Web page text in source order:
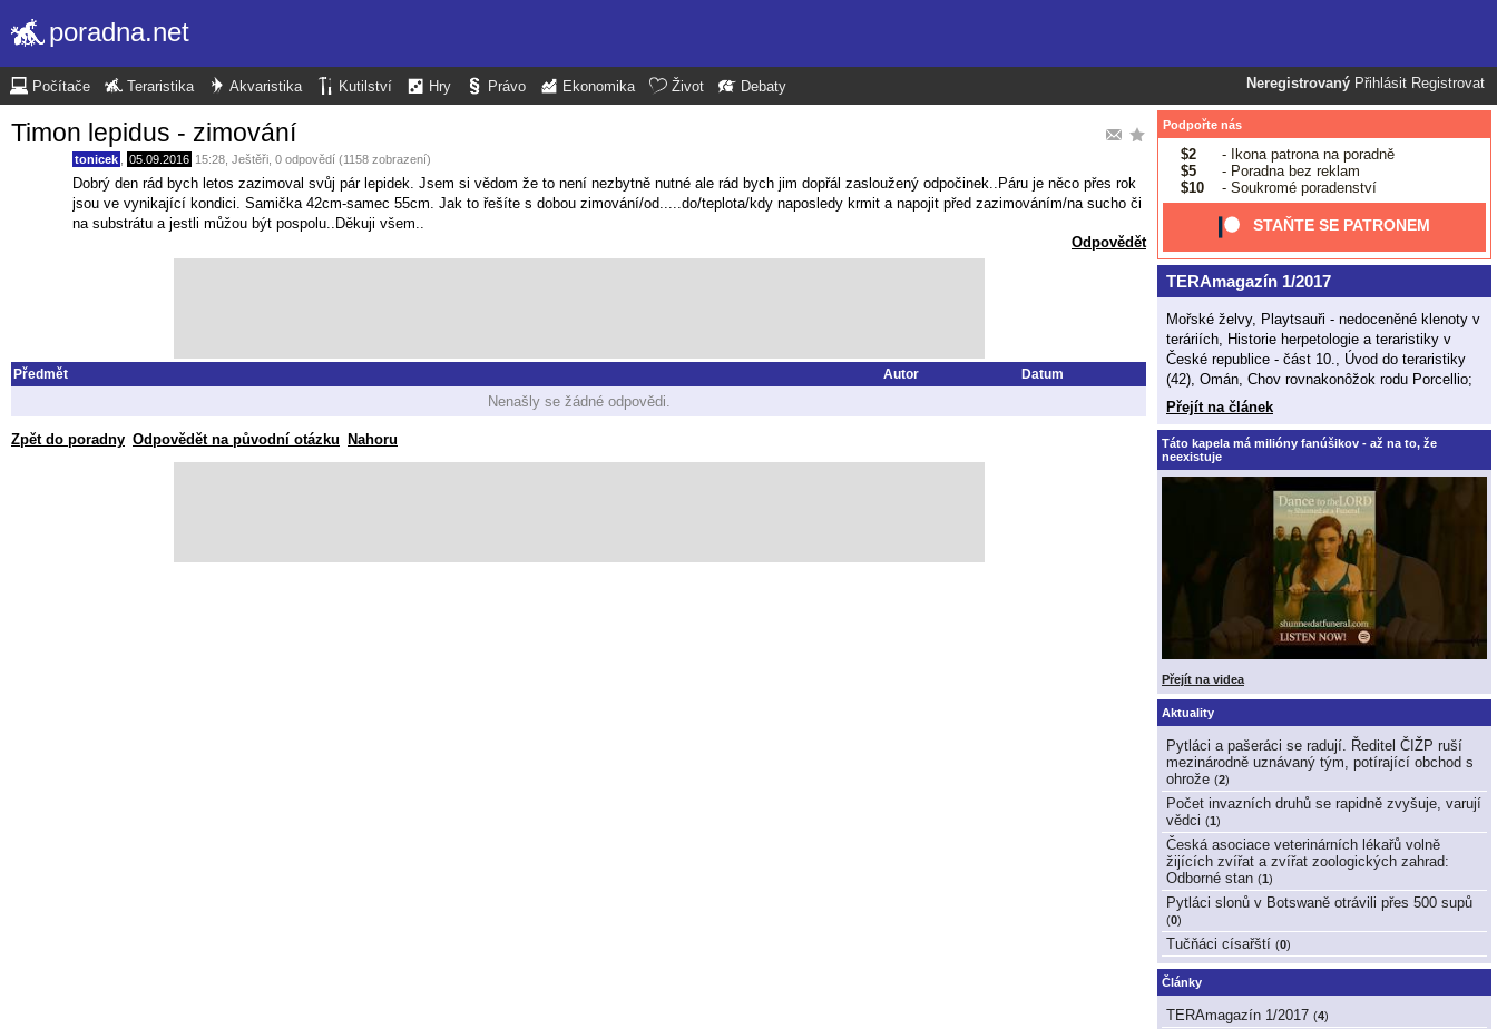
poradna.net
Neregistrovaný Přihlásit Registrovat
Počítače Teraristika Akvaristika Kutilství Hry Právo Ekonomika Život Debaty
Timon lepidus - zimování
tonicek 05.09.2016 15:28 Ještěři , 0 odpovědí (1158 zobrazení)
Dobrý den rád bych letos zazimoval svůj pár lepidek. Jsem si vědom že to není nezbytně nutné ale rád bych jim dopřál zasloužený odpočinek..Páru je něco přes rok
jsou ve vynikající kondici. Samička 42cm-samec 55cm. Jak to řešíte s dobou zimování/od.....do/teplota/kdy naposledy krmit a napojit před zazimováním/na sucho či
na substrátu a jestli můžou být pospolu..Děkuji všem..
Odpovědět
Předmět Autor Datum
Nenašly se žádné odpovědi.
Zpět do poradny Odpovědět na původní otázku Nahoru
Podpořte nás
$2
- Ikona patrona na poradně
$5
- Poradna bez reklam
$10
- Soukromé poradenství
STAŇTE SE PATRONEM
TERAmagazín 1/2017
Mořské želvy, Playtsauři - nedoceněné klenoty v
teráriích, Historie herpetologie a teraristiky v
České republice - část 10., Úvod do teraristiky
(42), Omán, Chov rovnakonôžok rodu Porcellio;
Přejít na článek
Táto kapela má milióny fanúšikov - až na to, že
neexistuje
Přejít na videa
Aktuality
Pytláci a pašeráci se radují. Ředitel ČIŽP ruší
mezinárodně uznávaný tým, potírající obchod s
ohrože (2)
Počet invazních druhů se rapidně zvyšuje, varují
vědci (1)
Česká asociace veterinárních lékařů volně
žijících zvířat a zvířat zoologických zahrad:
Odborné stan (1)
Pytláci slonů v Botswaně otrávili přes 500 supů
(0)
Tučňáci císařští (0)
Články
TERAmagazín 1/2017 (4)